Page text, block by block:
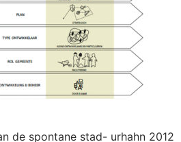
de spontane stad- urhahn 2012